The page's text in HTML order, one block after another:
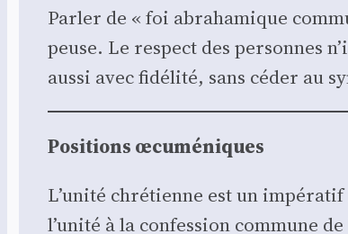
Par­ler de « foi abra­ha­mique
peuse. Le res­pect des per­sonnes
aus­si avec fidé­li­té, sans céder au
Posi­tions œcu­mé­niques
L’unité chré­tienne est un
l’unité à la confes­sion com­mune